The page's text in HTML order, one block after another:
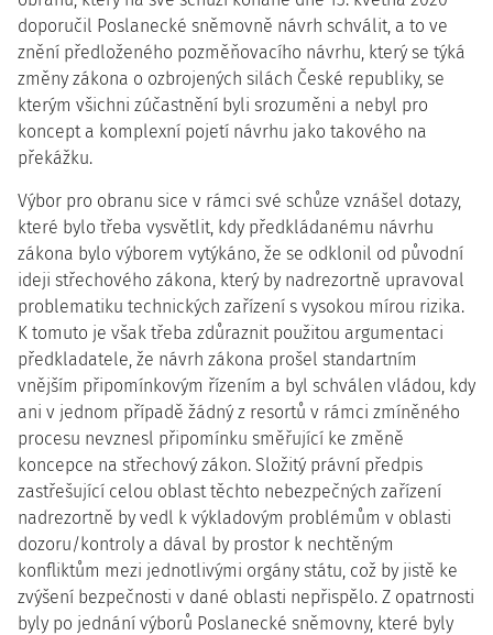
doporučil Poslanecké sněmovně návrh schválit, a to ve
znění předloženého pozměňovacího návrhu, který se týká
změny zákona o ozbrojených silách České republiky, se
kterým všichni zúčastnění byli srozuměni a nebyl pro
koncept a komplexní pojetí návrhu jako takového na
překážku.
Výbor pro obranu sice v rámci své schůze vznášel dotazy,
které bylo třeba vysvětlit, kdy předkládanému návrhu
zákona bylo výborem vytýkáno, že se odklonil od původní
ideji střechového zákona, který by nadrezortně upravoval
problematiku technických zařízení s vysokou mírou rizika.
K tomuto je však třeba zdůraznit použitou argumentaci
předkladatele, že návrh zákona prošel standartním
vnějším připomínkovým řízením a byl schválen vládou, kdy
ani v jednom případě žádný z resortů v rámci zmíněného
procesu nevznesl připomínku směřující ke změně
koncepce na střechový zákon. Složitý právní předpis
zastřešující celou oblast těchto nebezpečných zařízení
nadrezortně by vedl k výkladovým problémům v oblasti
dozoru/kontroly a dával by prostor k nechtěným
konfliktům mezi jednotlivými orgány státu, což by jistě ke
zvýšení bezpečnosti v dané oblasti nepřispělo. Z opatrnosti
byly po jednání výborů Poslanecké sněmovny, které byly